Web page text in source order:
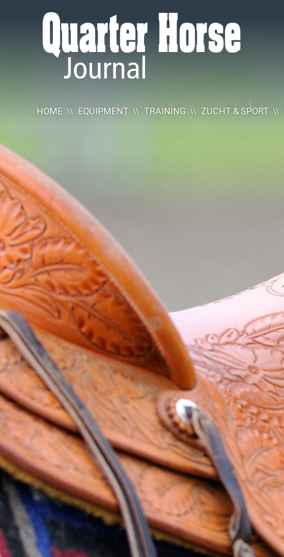
Quarter
Journal
HOME EQUIPMENT TRAINING ZUCHT & SPORT